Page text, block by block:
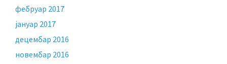
фебруар 2017
јануар 2017
децембар 2016
новембар 2016